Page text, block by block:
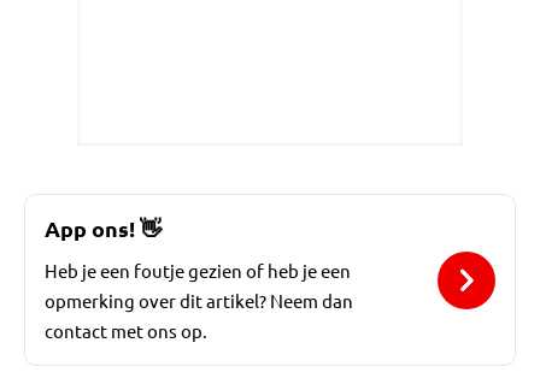
App ons!👋
Heb je een foutje gezien of heb je een
opmerking over dit artikel? Neem dan
contact met ons op.